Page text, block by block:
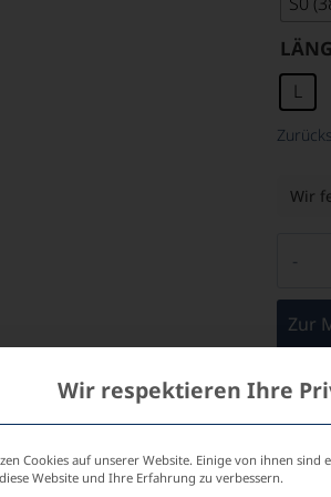
L
Wir
Zur
Wir respektieren Ihre
Cookies auf unserer Website. Einige von ihnen sind
Website und Ihre Erfahrung zu verbessern.